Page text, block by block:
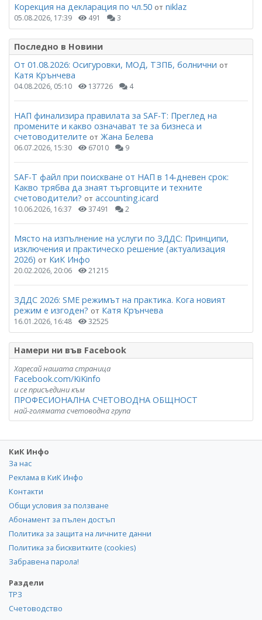
Корекция на декларация по чл.50 от niklaz
05.08.2026, 17:39 491 3
Последно в Новини
От 01.08.2026: Осигуровки, МОД, ТЗПБ, болнични от
Катя Крънчева
04.08.2026, 05:10 137726 4
НАП финализира правилата за SAF-T: Преглед на
промените и какво означават те за бизнеса и
счетоводителите от Жана Белева
06.07.2026, 15:30 67010 9
SAF-T файл при поискване от НАП в 14-дневен срок:
Какво трябва да знаят търговците и техните
счетоводители? от accounting.icard
10.06.2026, 16:37 37491 2
Място на изпълнение на услуги по ЗДДС: Принципи,
изключения и практическо решение (актуализация
2026) от КиК Инфо
20.02.2026, 20:06 21215
ЗДДС 2026: SME режимът на практика. Кога новият
режим е изгоден? от Катя Крънчева
16.01.2026, 16:48 32525
Намери ни във Facebook
Харесай нашата страница
Facebook.com/KiKinfo
и се присъедини към
ПРОФЕСИОНАЛНА СЧЕТОВОДНА ОБЩНОСТ
най-голямата счетоводна група
КиК Инфо
За нас
Реклама в КиК Инфо
Контакти
Общи условия за ползване
Абонамент за пълен достъп
Политика за защита на личните данни
Политика за бисквитките (cookies)
Забравена парола!
Раздели
ТРЗ
Счетоводство